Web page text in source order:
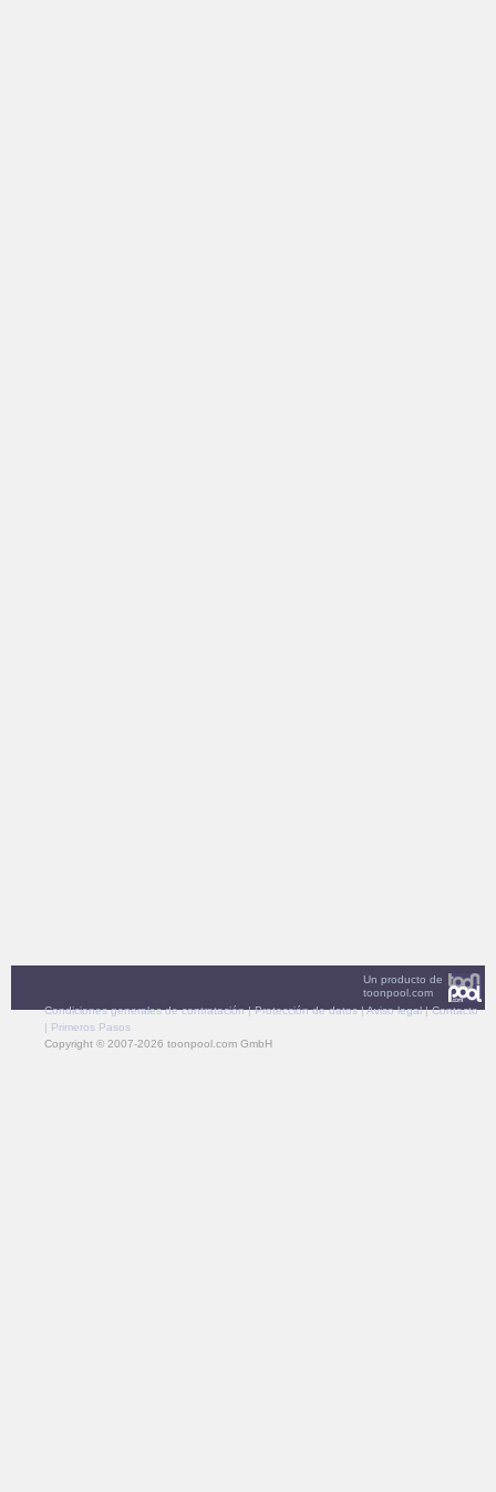
Un producto de
toonpool.com
Condiciones generales de contratación|Protección de datos|Aviso legal|Contacto
| Primeros Pasos
Copyright © 2007-2026 toonpool.com GmbH